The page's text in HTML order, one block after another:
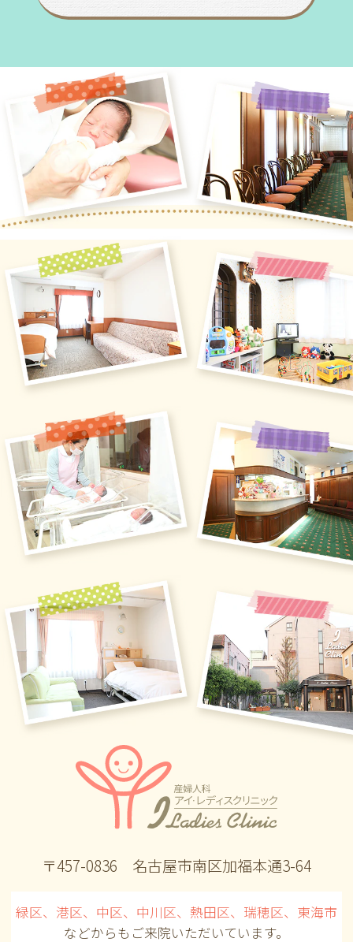
〒457-0836 名古屋市南区加福本通3-64
緑区、港区、中区、中川区、熱田区、瑞穂区、東海市
などからも ご来院いただいています。